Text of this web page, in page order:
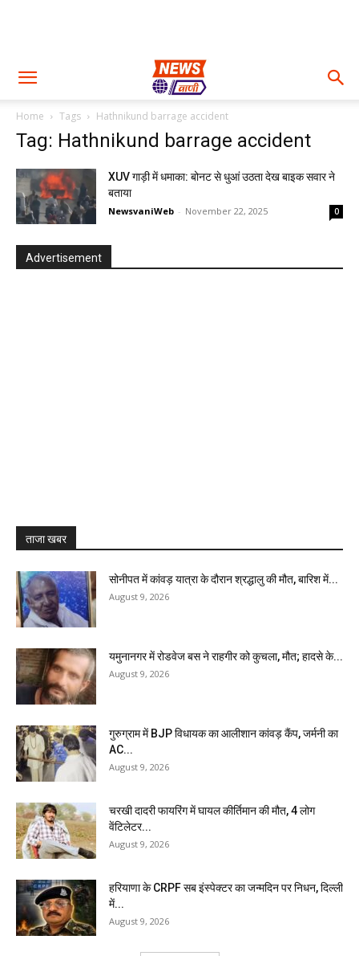
Home Tags Hathnikund barrage accident
Tag: Hathnikund barrage accident
XUV गाड़ी में धमाका: बोनट से धुआं उठता देख बाइक सवार ने
बताया
NewsvaniWeb - November 22, 2025 0
Advertisement
ताजा खबर
सोनीपत में कांवड़ यात्रा के दौरान श्रद्धालु की मौत, बारिश में...
August 9, 2026
यमुनानगर में रोडवेज बस ने राहगीर को कुचला, मौत; हादसे के...
August 9, 2026
गुरुग्राम में BJP विधायक का आलीशान कांवड़ कैंप, जर्मनी का
AC...
August 9, 2026
चरखी दादरी फायरिंग में घायल कीर्तिमान की मौत, 4 लोग
वेंटिलेटर...
August 9, 2026
हरियाणा के CRPF सब इंस्पेक्टर का जन्मदिन पर निधन, दिल्ली
में...
August 9, 2026